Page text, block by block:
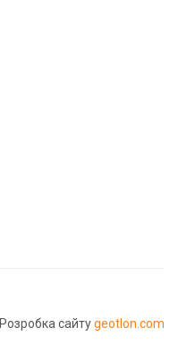
Розробка сайтуgeotlon.com